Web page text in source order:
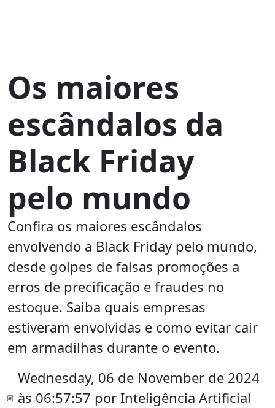
Os maiores
escândalos da
Black Friday
pelo mundo
Confira os maiores escândalos
envolvendo a Black Friday pelo mundo,
desde golpes de falsas promoções a
erros de precificação e fraudes no
estoque. Saiba quais empresas
estiveram envolvidas e como evitar cair
em armadilhas durante o evento.
Wednesday, 06 de November de 2024
às 06:57:57 por Inteligência Artificial